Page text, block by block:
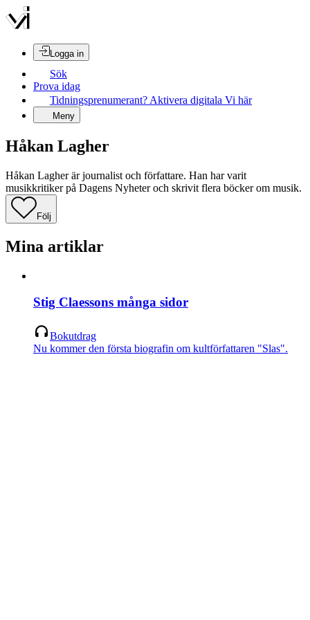
Logga in
Sök
Prova idag
Tidningsprenumerant? Aktivera digitala Vi här
Meny
Håkan Lagher
Håkan Lagher är journalist och författare. Han har varit
musikkritiker på Dagens Nyheter och skrivit flera böcker om musik.
Följ
Mina artiklar
Stig Claessons många sidor
Bokutdrag
Nu kommer den första biografin om kultförfattaren "Slas".